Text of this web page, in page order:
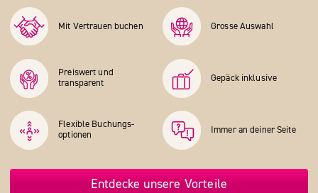
Mit Vertrauen buchen Grosse Auswahl
Preiswert und
transparent
Gepäck inklusive
Flexible Buchungs­
optionen
Immer an deiner Seite
Entdecke unsere Vorteile